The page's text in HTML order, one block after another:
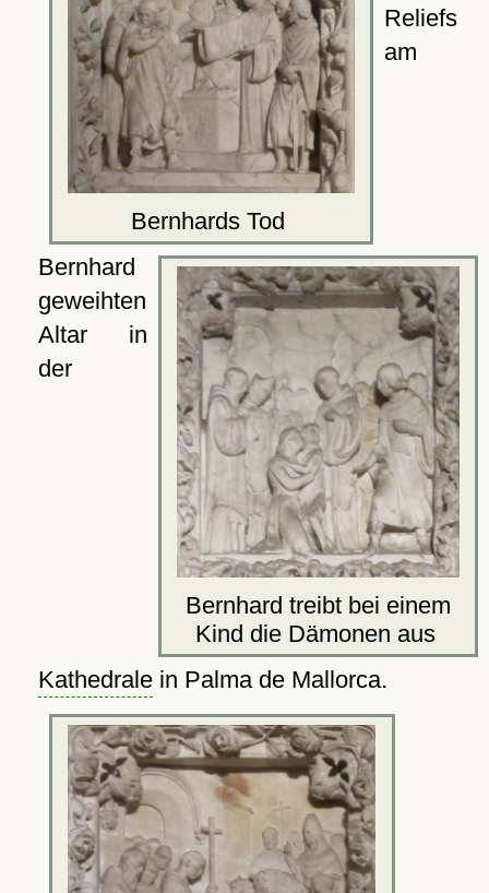
Bernhards Tod
Bernhard treibt bei einem
Kind die Dämonen aus
Reliefs
am
Bernhard
geweihten
Altar in
der
Kathedralein Palma de Mallorca.